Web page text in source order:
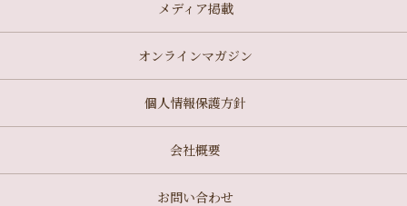
メディア掲載
オンラインマガジン
個人情報保護方針
会社概要
お問い合わせ